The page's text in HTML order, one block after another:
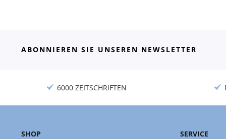
ABONNIEREN SIE UNSEREN NEWSLETTER
6000 ZEITSCHRIFTEN
SHOP SERVICE